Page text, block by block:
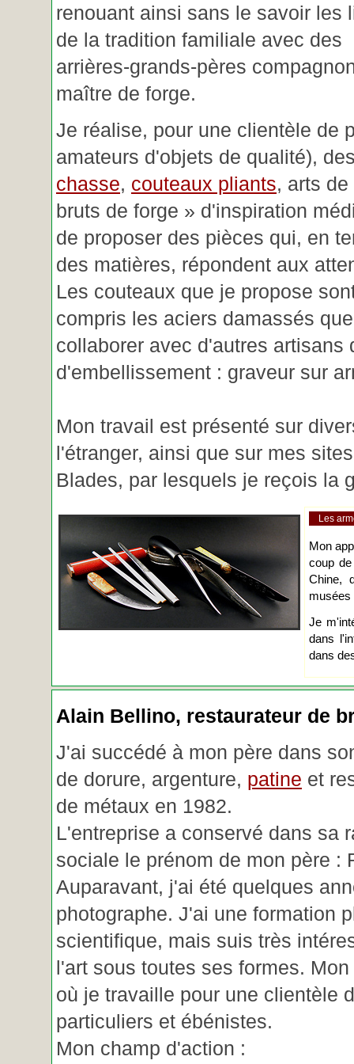
renouant ainsi sans le savoir les
de la tradition familiale avec des
arrières-grands-pères
maître de forge.
Je réalise, pour une clientèle de
amateurs d'objets de qualité),
chasse, couteaux pliants, arts
bruts de forge » d'inspiration
de proposer des pièces qui, en
des matières, répondent aux
Les couteaux que je propose
compris les aciers damassés
collaborer avec d'autres artisans
d'embellissement : graveur sur
Mon travail est présenté sur
l'étranger, ainsi que sur mes
Blades, par lesquels je reçois la
Les
Mon
coup
Chine,
musées
Je
dans
dans
Alain Bellino, restaurateur de
J'ai succédé à mon père dans
de dorure, argenture, patine et
de métaux en 1982.
L'entreprise a conservé dans sa
sociale le prénom de mon père :
Auparavant, j'ai été quelques
photographe. J'ai une formation
scientifique, mais suis très
l'art sous toutes ses formes.
où je travaille pour une clientèle
particuliers et ébénistes.
Mon champ d'action :